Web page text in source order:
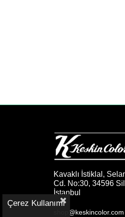
Kavaklı İstiklal,
Cd. No:30, 34596
İstanbul
shop@keskincolor.com
Çerez Kullanımı